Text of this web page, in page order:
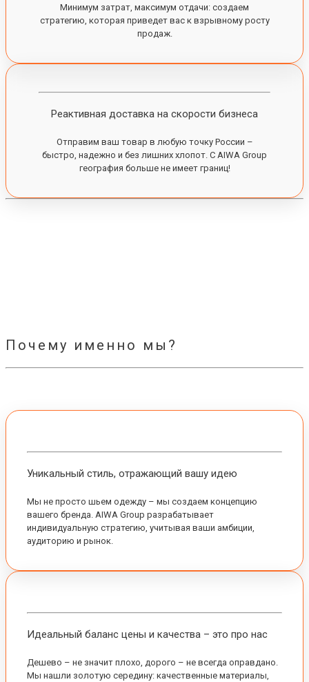
Минимум затрат, максимум отдачи: создаем
стратегию, которая приведет вас к взрывному росту
продаж.
Реактивная доставка на скорости бизнеса
Отправим ваш товар в любую точку России –
быстро, надежно и без лишних хлопот. С AIWA Group
география больше не имеет границ!
Почему именно мы?
Уникальный стиль, отражающий вашу идею
Мы не просто шьем одежду – мы создаем концепцию
вашего бренда. AIWA Group разрабатывает
индивидуальную стратегию, учитывая ваши амбиции,
аудиторию и рынок.
Идеальный баланс цены и качества – это про нас
Дешево – не значит плохо, дорого – не всегда оправдано.
Мы нашли золотую середину: качественные материалы,